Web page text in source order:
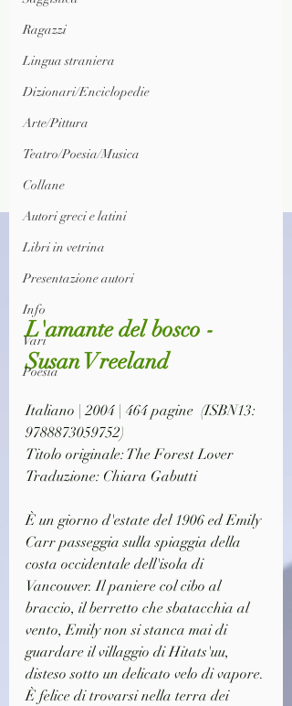
Ragazzi
Lingua straniera
Dizionari/Enciclopedie
Arte/Pittura
Teatro/Poesia/Musica
Collane
Autori greci e latini
Libri in vetrina
Presentazione autori
Info
Vari
Poesia
L'amante del bosco -
Susan Vreeland
Italiano | 2004 | 464 pagine  (ISBN13:
9788873059752)
Titolo originale: The Forest Lover
Traduzione: Chiara Gabutti
È un giorno d'estate del 1906 ed Emily
Carr passeggia sulla spiaggia della
costa occidentale dell'isola di
Vancouver. Il paniere col cibo al
braccio, il berretto che sbatacchia al
vento, Emily non si stanca mai di
guardare il villaggio di Hitats'uu,
disteso sotto un delicato velo di vapore.
È felice di trovarsi nella terra dei